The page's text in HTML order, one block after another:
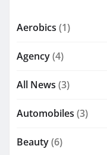
Aerobics (1)
Agency(4)
All News (3)
Automobiles (3)
Beauty(6)